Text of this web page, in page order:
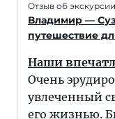
Отзыв об экскурсии
Владимир —
путешествие
Наши
Очень
увлеченный
его жизнью.